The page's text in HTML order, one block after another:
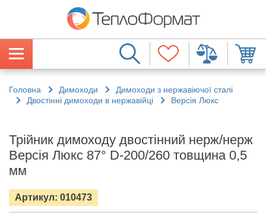
Головна Димоходи
Димоходи з нержавіючої сталі
Двостінні димоходи в нержавійці
Версія Люкс
Трійник димоходу двостінний нерж/нерж
Версія Люкс 87° D-200/260 товщина 0,5
мм
Артикул: 010473